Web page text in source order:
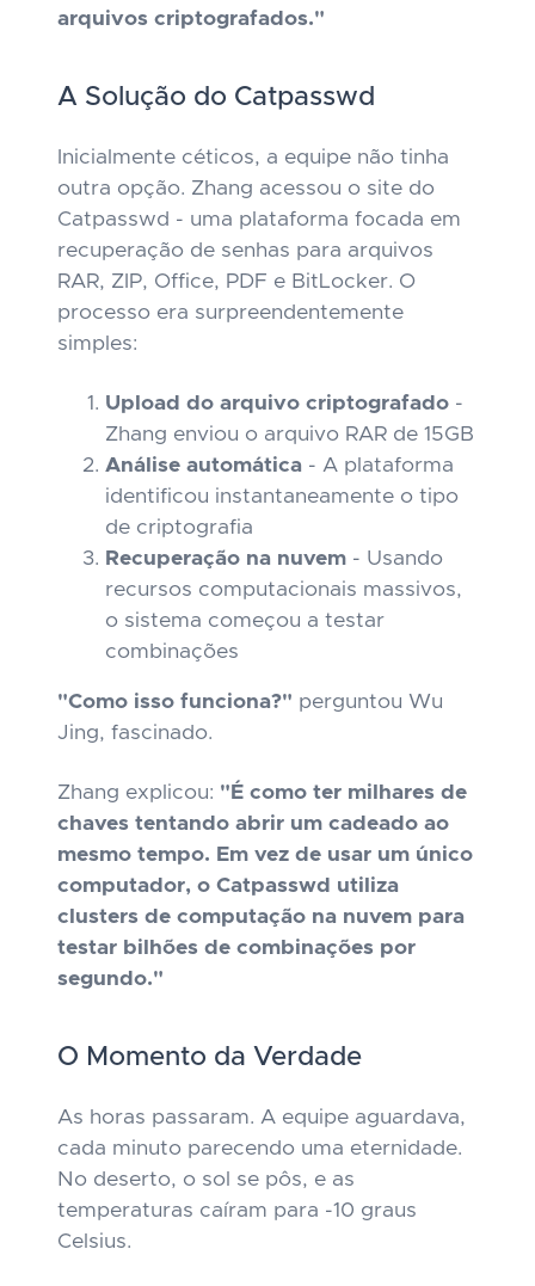
arquivos criptografados."
A Solução do Catpasswd
Inicialmente céticos, a equipe não tinha
outra opção. Zhang acessou o site do
Catpasswd - uma plataforma focada em
recuperação de senhas para arquivos
RAR, ZIP, Office, PDF e BitLocker. O
processo era surpreendentemente
simples:
Upload do arquivo criptografado -
Zhang enviou o arquivo RAR de 15GB
Análise automática - A plataforma
identificou instantaneamente o tipo
de criptografia
Recuperação na nuvem - Usando
recursos computacionais massivos,
o sistema começou a testar
combinações
"Como isso funciona?" perguntou Wu
Jing, fascinado.
Zhang explicou: "É como ter milhares de
chaves tentando abrir um cadeado ao
mesmo tempo. Em vez de usar um único
computador, o Catpasswd utiliza
clusters de computação na nuvem para
testar bilhões de combinações por
segundo."
O Momento da Verdade
As horas passaram. A equipe aguardava,
cada minuto parecendo uma eternidade.
No deserto, o sol se pôs, e as
temperaturas caíram para -10 graus
Celsius.